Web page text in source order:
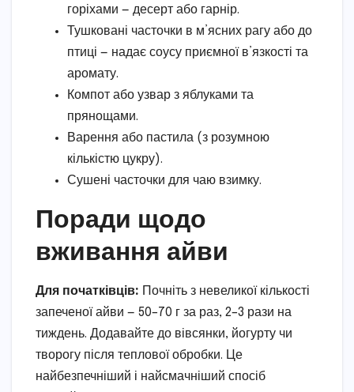
горіхами — десерт або гарнір.
Тушковані часточки в м’ясних рагу або до
птиці — надає соусу приємної в’язкості та
аромату.
Компот або узвар з яблуками та
прянощами.
Варення або пастила (з розумною
кількістю цукру).
Сушені часточки для чаю взимку.
Поради щодо
вживання айви
Для початківців: Почніть з невеликої кількості
запеченої айви — 50–70 г за раз, 2–3 рази на
тиждень. Додавайте до вівсянки, йогурту чи
творогу після теплової обробки. Це
найбезпечніший і найсмачніший спосіб